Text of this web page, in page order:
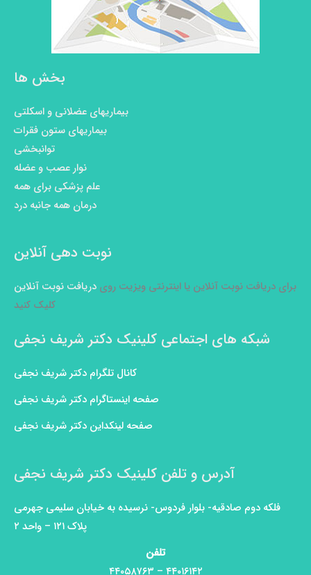
بخش ها
بیماریهای عضلانی و اسکلتی
بیماریهای ستون فقرات
توانبخشی
نوار عصب و عضله
علم پزشکی برای همه
درمان همه جانبه درد
نوبت دهی آنلاین
برای دریافت نوبت آنلاین یا اینترنتی ویزیت روی دریافت نوبت آنلاین
کلیک کنید
شبکه های اجتماعی کلینیک دکتر شریف نجفی
کانال تلگرام دکتر شریف نجفی
صفحه اینستاگرام دکتر شریف نجفی
صفحه لینکداین دکتر شریف نجفی
آدرس و تلفن کلینیک دکتر شریف نجفی
فلکه دوم صادقیه- بلوار فردوس- نرسیده به خیابان سلیمی جهرمی
پلاک ۱۲۱ – واحد ۲
تلفن